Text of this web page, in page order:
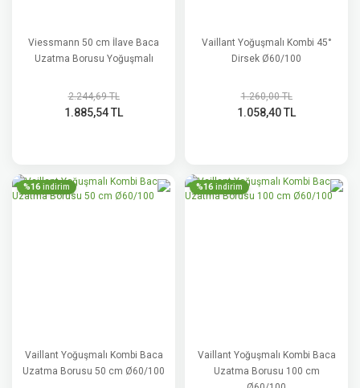
Viessmann 50 cm İlave Baca
Uzatma Borusu Yoğuşmalı
2.244,69 TL
1.885,54 TL
Vaillant Yoğuşmalı Kombi 45°
Dirsek Ø60/100
1.260,00 TL
1.058,40 TL
%16 indirim
Vaillant Yoğuşmalı Kombi Baca
Uzatma Borusu 50 cm Ø60/100
%16 indirim
Vaillant Yoğuşmalı Kombi Baca
Uzatma Borusu 100 cm